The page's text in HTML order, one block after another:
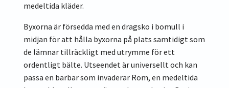
medeltida kläder.
Byxorna är försedda med en dragsko i bomull i
midjan för att hålla byxorna på plats samtidigt som
de lämnar tillräckligt med utrymme för ett
ordentligt bälte. Utseendet är universellt och kan
passa en barbar som invaderar Rom, en medeltida